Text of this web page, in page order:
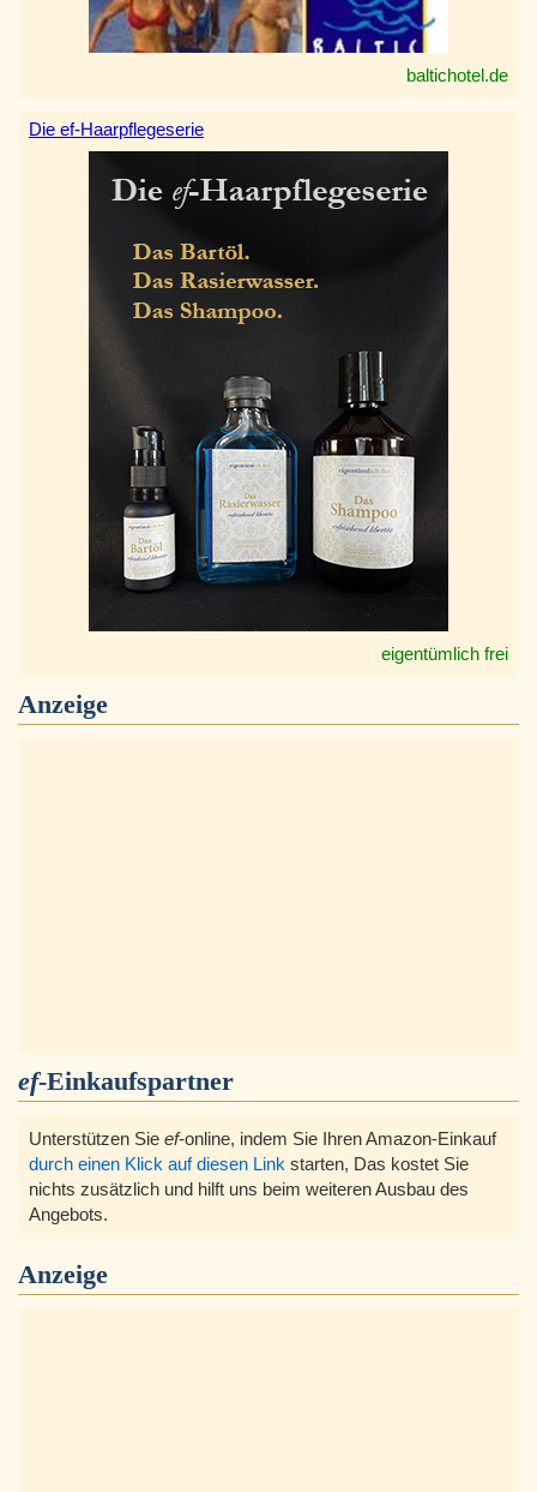
baltichotel.de
Die ef-Haarpflegeserie
eigentümlich frei
Anzeige
ef-Einkaufspartner
Unterstützen Sie ef-online, indem Sie Ihren Amazon-Einkauf
durch einen Klick auf diesen Link starten, Das kostet Sie
nichts zusätzlich und hilft uns beim weiteren Ausbau des
Angebots.
Anzeige